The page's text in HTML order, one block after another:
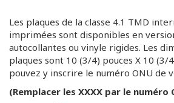
Les plaques de la classe 4.1 TMD
imprimées sont disponibles en
autocollantes ou vinyle rigides. Les
plaques sont 10 (3/4) pouces X 10 (3/
pouvez y inscrire le numéro ONU de
(Remplacer les XXXX par le numéro